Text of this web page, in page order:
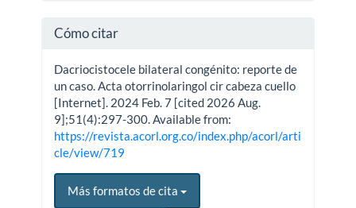
Cómo citar
Dacriocistocele bilateral congénito: reporte de
un caso. Acta otorrinolaringol cir cabeza cuello
[Internet]. 2024 Feb. 7 [cited 2026 Aug.
9];51(4):297-300. Available from:
https://revista.acorl.org.co/index.php/acorl/arti
cle/view/719
Más formatos de cita